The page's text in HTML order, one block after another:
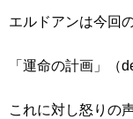
エルドアンは今回
「運命の計画」（
これに対し怒りの